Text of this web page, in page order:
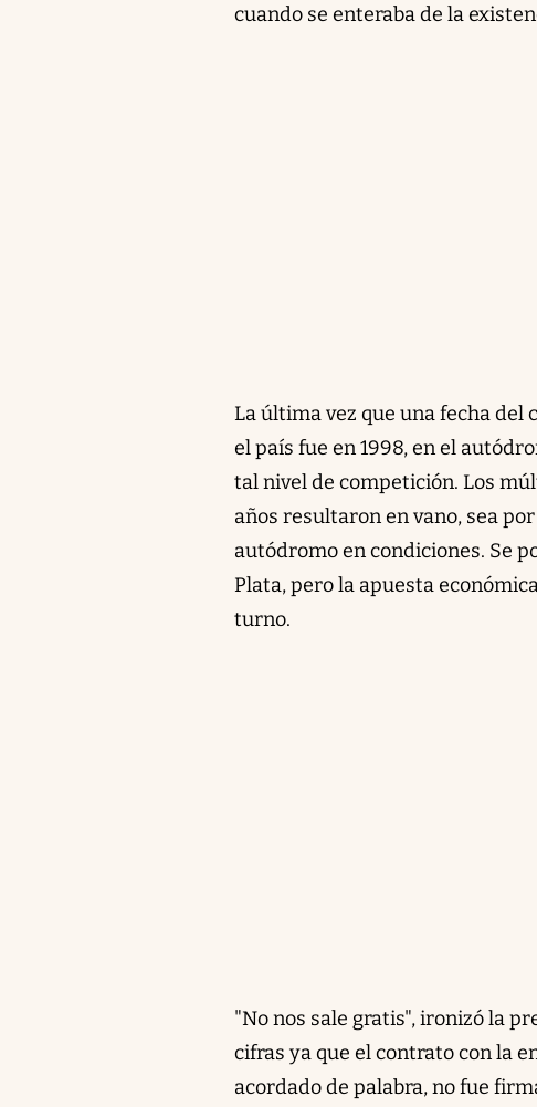
cuando se enteraba de la
La última vez que una fecha
el país fue en 1998, en el
tal nivel de competición. Los
años resultaron en vano, sea
autódromo en condiciones. Se
Plata, pero la apuesta
turno.
"No nos sale gratis", ironizó la
cifras ya que el contrato con la
acordado de palabra, no fue